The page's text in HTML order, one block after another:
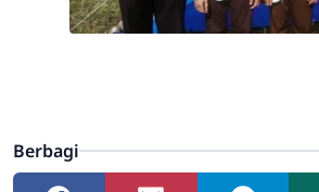
Berbagi